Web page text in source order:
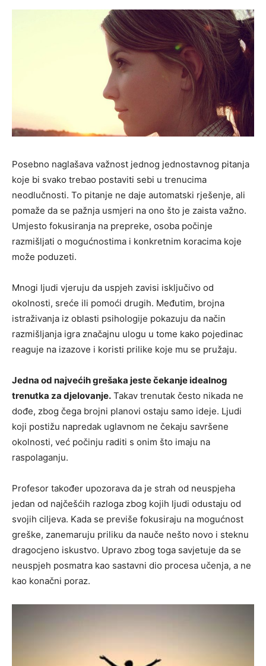
Posebno naglašava važnost jednog jednostavnog pitanja
koje bi svako trebao postaviti sebi u trenucima
neodlučnosti. To pitanje ne daje automatski rješenje, ali
pomaže da se pažnja usmjeri na ono što je zaista važno.
Umjesto fokusiranja na prepreke, osoba počinje
razmišljati o mogućnostima i konkretnim koracima koje
može poduzeti.
Mnogi ljudi vjeruju da uspjeh zavisi isključivo od
okolnosti, sreće ili pomoći drugih. Međutim, brojna
istraživanja iz oblasti psihologije pokazuju da način
razmišljanja igra značajnu ulogu u tome kako pojedinac
reaguje na izazove i koristi prilike koje mu se pružaju.
Jedna od najvećih grešaka jeste čekanje idealnog
trenutka za djelovanje. Takav trenutak često nikada ne
dođe, zbog čega brojni planovi ostaju samo ideje. Ljudi
koji postižu napredak uglavnom ne čekaju savršene
okolnosti, već počinju raditi s onim što imaju na
raspolaganju.
Profesor također upozorava da je strah od neuspjeha
jedan od najčešćih razloga zbog kojih ljudi odustaju od
svojih ciljeva. Kada se previše fokusiraju na mogućnost
greške, zanemaruju priliku da nauče nešto novo i steknu
dragocjeno iskustvo. Upravo zbog toga savjetuje da se
neuspjeh posmatra kao sastavni dio procesa učenja, a ne
kao konačni poraz.